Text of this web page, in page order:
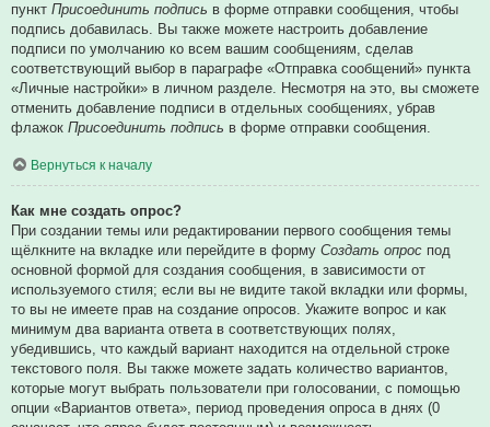
пункт Присоединить подпись в форме отправки сообщения, чтобы
подпись добавилась. Вы также можете настроить добавление
подписи по умолчанию ко всем вашим сообщениям, сделав
соответствующий выбор в параграфе «Отправка сообщений» пункта
«Личные настройки» в личном разделе. Несмотря на это, вы сможете
отменить добавление подписи в отдельных сообщениях, убрав
флажок Присоединить подпись в форме отправки сообщения.
Вернуться к началу
Как мне создать опрос?
При создании темы или редактировании первого сообщения темы
щёлкните на вкладке или перейдите в форму Создать опрос под
основной формой для создания сообщения, в зависимости от
используемого стиля; если вы не видите такой вкладки или формы,
то вы не имеете прав на создание опросов. Укажите вопрос и как
минимум два варианта ответа в соответствующих полях,
убедившись, что каждый вариант находится на отдельной строке
текстового поля. Вы также можете задать количество вариантов,
которые могут выбрать пользователи при голосовании, с помощью
опции «Вариантов ответа», период проведения опроса в днях (0